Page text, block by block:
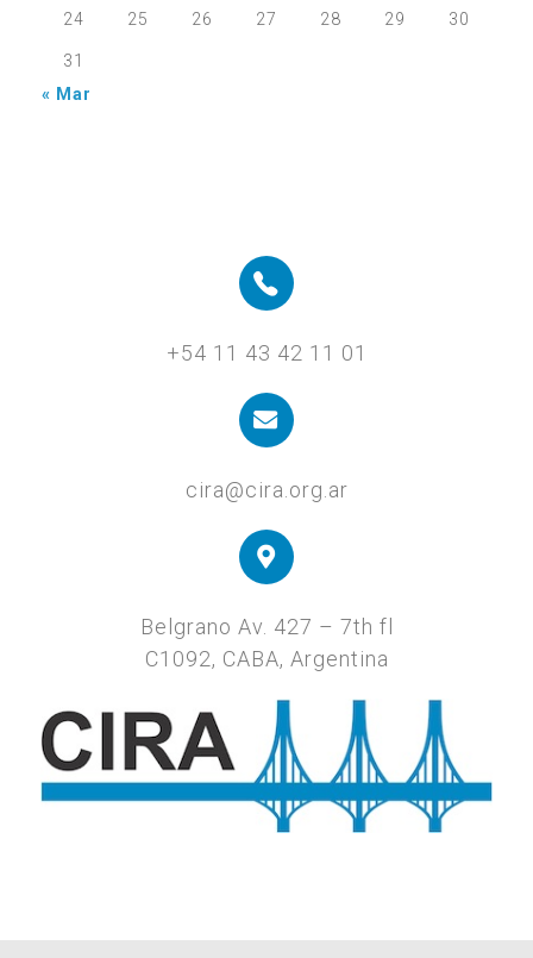
24 25 26 27 28 29 30
31
« Mar
+54 11 43 42 11 01
cira@cira.org.ar
Belgrano Av. 427 – 7th fl
C1092, CABA, Argentina